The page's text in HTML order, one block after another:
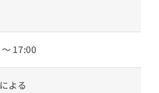
17:00
よる